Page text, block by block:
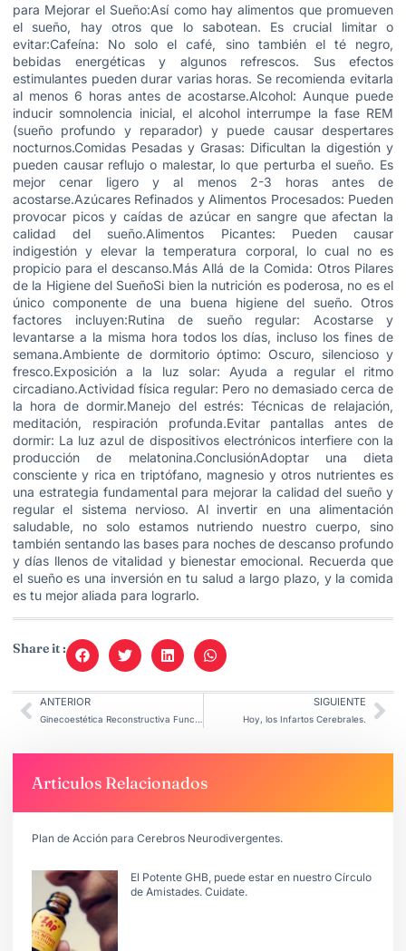
para Mejorar el Sueño:Así como hay alimentos que promueven
el sueño, hay otros que lo sabotean. Es crucial limitar o
evitar:Cafeína: No solo el café, sino también el té negro,
bebidas energéticas y algunos refrescos. Sus efectos
estimulantes pueden durar varias horas. Se recomienda evitarla
al menos 6 horas antes de acostarse.Alcohol: Aunque puede
inducir somnolencia inicial, el alcohol interrumpe la fase REM
(sueño profundo y reparador) y puede causar despertares
nocturnos.Comidas Pesadas y Grasas: Dificultan la digestión y
pueden causar reflujo o malestar, lo que perturba el sueño. Es
mejor cenar ligero y al menos 2-3 horas antes de
acostarse.Azúcares Refinados y Alimentos Procesados: Pueden
provocar picos y caídas de azúcar en sangre que afectan la
calidad del sueño.Alimentos Picantes: Pueden causar
indigestión y elevar la temperatura corporal, lo cual no es
propicio para el descanso.Más Allá de la Comida: Otros Pilares
de la Higiene del SueñoSi bien la nutrición es poderosa, no es el
único componente de una buena higiene del sueño. Otros
factores incluyen:Rutina de sueño regular: Acostarse y
levantarse a la misma hora todos los días, incluso los fines de
semana.Ambiente de dormitorio óptimo: Oscuro, silencioso y
fresco.Exposición a la luz solar: Ayuda a regular el ritmo
circadiano.Actividad física regular: Pero no demasiado cerca de
la hora de dormir.Manejo del estrés: Técnicas de relajación,
meditación, respiración profunda.Evitar pantallas antes de
dormir: La luz azul de dispositivos electrónicos interfiere con la
producción de melatonina.ConclusiónAdoptar una dieta
consciente y rica en triptófano, magnesio y otros nutrientes es
una estrategia fundamental para mejorar la calidad del sueño y
regular el sistema nervioso. Al invertir en una alimentación
saludable, no solo estamos nutriendo nuestro cuerpo, sino
también sentando las bases para noches de descanso profundo
y días llenos de vitalidad y bienestar emocional. Recuerda que
el sueño es una inversión en tu salud a largo plazo, y la comida
es tu mejor aliada para lograrlo.
Share it :
ANTERIOR SIGUIENTE
Hoy, los Infartos Cerebrales.
Articulos Relacionados
Plan de Acción para Cerebros Neurodivergentes.
El Potente GHB, puede estar en nuestro Círculo
de Amistades. Cuidate.